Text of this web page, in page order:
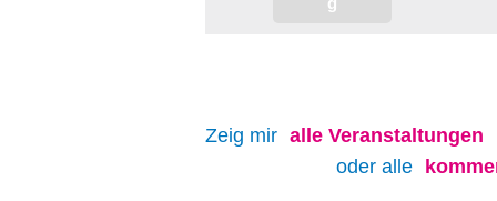
Zeig mir alle Veranstaltungen
oder alle